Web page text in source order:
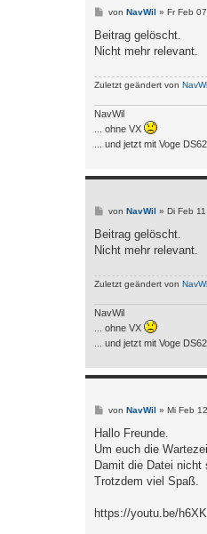
B
i
r
g
von NavWil » Fr Feb
Beitrag gelöscht.
Nicht mehr relevant.
Zuletzt geändert von
NavWil
... ohne VX
... und jetzt mit Voge
B
i
r
g
von NavWil » Di Feb
Beitrag gelöscht.
Nicht mehr relevant.
Zuletzt geändert von
NavWil
... ohne VX
... und jetzt mit Voge
B
i
r
a
von NavWil » Mi Feb
Hallo Freunde.
Um euch die
Damit die Datei
Trotzdem viel Spaß.
https://youtu.be/